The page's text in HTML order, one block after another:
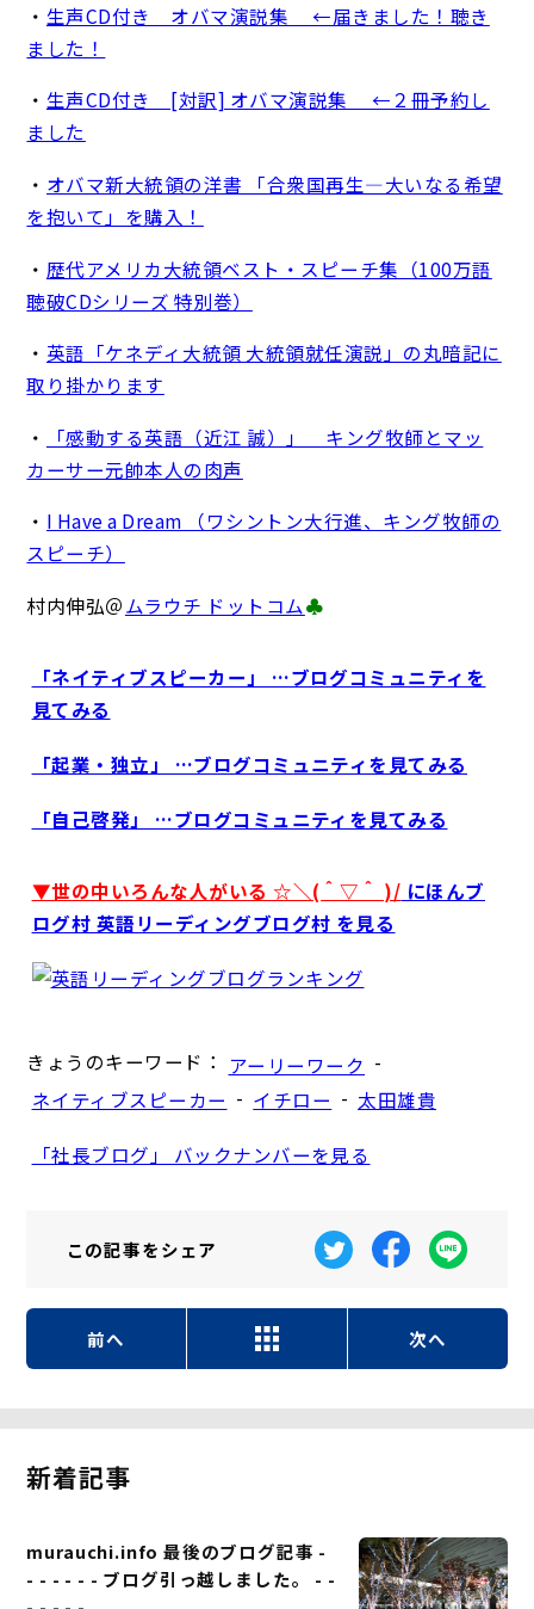
・ 生声CD付き オバマ演説集 ←届きました！聴き
ました！
・ 生声CD付き [対訳] オバマ演説集 ←２冊予約し
ました
・ オバマ新大統領の洋書 「合衆国再生―大いなる希望
を抱いて」を購入！
・ 歴代アメリカ大統領ベスト・スピーチ集（100万語
聴破CDシリーズ 特別巻）
・ 英語「ケネディ大統領 大統領就任演説」の丸暗記に
取り掛かります
・
「感動する英語（近江 誠）」 キング牧師とマッ
カーサー元帥本人の肉声
・ I Have a Dream （ワシントン大行進、キング牧師の
スピーチ）
村内伸弘＠ムラウチ ドットコム♣
「ネイティブスピーカー」 …ブログコミュニティを
見てみる
「起業・独立」 …ブログコミュニティを見てみる
「自己啓発」 …ブログコミュニティを見てみる
▼世の中いろんな人がいる ☆＼(＾▽＾ )/ にほんブ
ログ村 英語リーディングブログ村 を見る
きょうのキーワード： アーリーワーク -
ネイティブスピーカー - イチロー - 太田雄貴
「社長ブログ」 バックナンバーを見る
この記事をシェア
前へ 次へ
新着記事
murauchi.info 最後のブログ記事 -
- - - - - - ブログ引っ越しました。 - -